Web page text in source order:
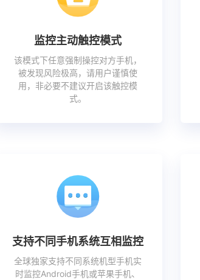
监控主动触控模式
该模式下任意强制操控对方手机，
被发现风险极高，请用户谨慎使
用，非必要不建议开启该触控模
式。
支持不同手机系统互相监控
全球独家支持不同系统机型手机实
时监控Android手机或苹果手机、